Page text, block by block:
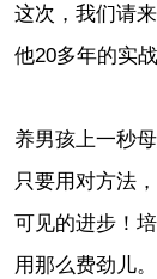
这次，我们请
他20多年的实
养男孩上一秒
只要用对方法
可见的进步！
用那么费劲儿。